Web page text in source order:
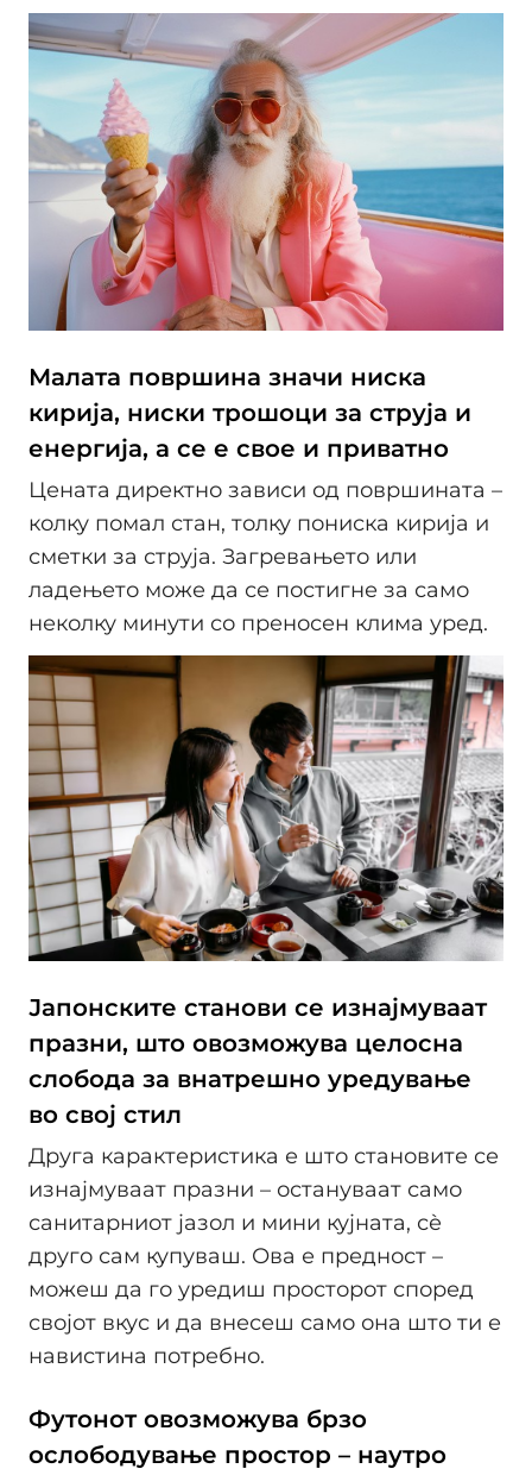
Малата површина значи ниска
кирија, ниски трошоци за струја и
енергија, а се е свое и приватно
Цената директно зависи од површината –
колку помал стан, толку пониска кирија и
сметки за струја. Загревањето или
ладењето може да се постигне за само
неколку минути со преносен клима уред.
Јапонските станови се изнајмуваат
празни, што овозможува целосна
слобода за внатрешно уредување
во свој стил
Друга карактеристика е што становите се
изнајмуваат празни – остануваат само
санитарниот јазол и мини кујната, сѐ
друго сам купуваш. Ова е предност –
можеш да го уредиш просторот според
својот вкус и да внесеш само она што ти е
навистина потребно.
Футонот овозможува брзо
ослободување простор – наутро